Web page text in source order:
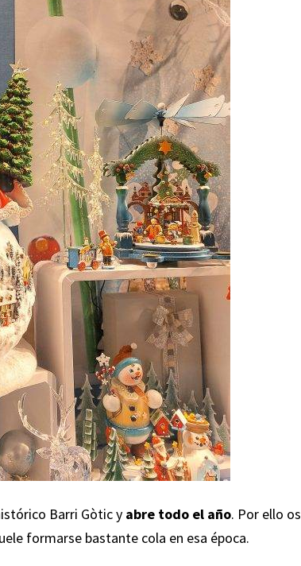
Barri Gòtic y abre todo el año. Por ello os
formarse bastante cola en esa época.